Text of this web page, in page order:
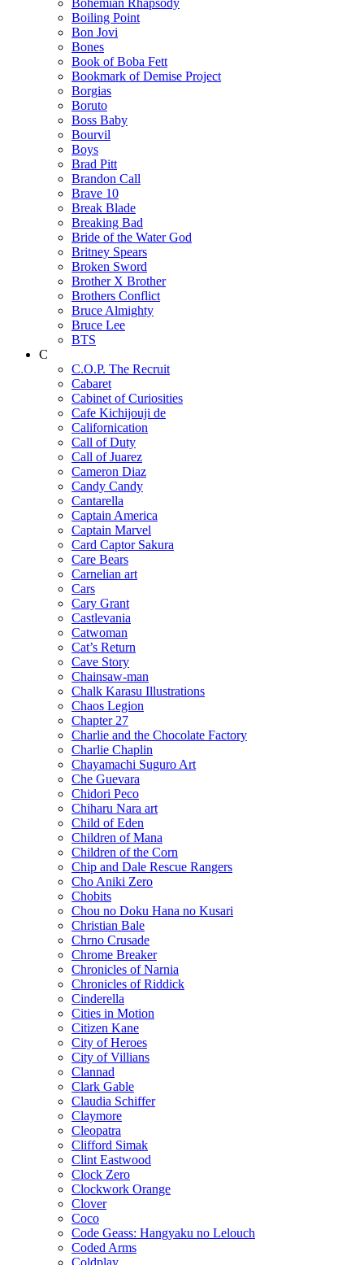
Boiling Point
Bon Jovi
Bones
Book of Boba Fett
Bookmark of Demise Project
Borgias
Boruto
Boss Baby
Bourvil
Boys
Brad Pitt
Brandon Call
Brave 10
Break Blade
Breaking Bad
Bride of the Water God
Britney Spears
Broken Sword
Brother X Brother
Brothers Conflict
Bruce Almighty
Bruce Lee
BTS
C
C.O.P. The Recruit
Cabaret
Cabinet of Curiosities
Cafe Kichijouji de
Californication
Call of Duty
Call of Juarez
Cameron Diaz
Candy Candy
Cantarella
Captain America
Captain Marvel
Card Captor Sakura
Care Bears
Carnelian art
Cars
Cary Grant
Castlevania
Catwoman
Cat’s Return
Cave Story
Chainsaw-man
Chalk Karasu Illustrations
Chaos Legion
Chapter 27
Charlie and the Chocolate Factory
Charlie Chaplin
Chayamachi Suguro Art
Che Guevara
Chidori Peco
Chiharu Nara art
Child of Eden
Children of Mana
Children of the Corn
Chip and Dale Rescue Rangers
Cho Aniki Zero
Chobits
Chou no Doku Hana no Kusari
Christian Bale
Chrno Crusade
Chrome Breaker
Chronicles of Narnia
Chronicles of Riddick
Cinderella
Cities in Motion
Citizen Kane
City of Heroes
City of Villians
Clannad
Clark Gable
Claudia Schiffer
Claymore
Cleopatra
Clifford Simak
Clint Eastwood
Clock Zero
Clockwork Orange
Clover
Coco
Code Geass: Hangyaku no Lelouch
Coded Arms
Coldplay